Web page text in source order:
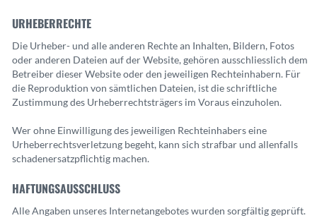
URHEBERRECHTE
Die Urheber- und alle anderen Rechte an Inhalten, Bildern, Fotos
oder anderen Dateien auf der Website, gehören ausschliesslich dem
Betreiber dieser Website oder den jeweiligen Rechteinhabern. Für
die Reproduktion von sämtlichen Dateien, ist die schriftliche
Zustimmung des Urheberrechtsträgers im Voraus einzuholen.
Wer ohne Einwilligung des jeweiligen Rechteinhabers eine
Urheberrechtsverletzung begeht, kann sich strafbar und allenfalls
schadenersatzpflichtig machen.
HAFTUNGSAUSSCHLUSS
Alle Angaben unseres Internetangebotes wurden sorgfältig geprüft.